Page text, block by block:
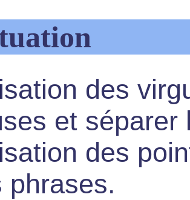
des
et séparer
des
phrases.